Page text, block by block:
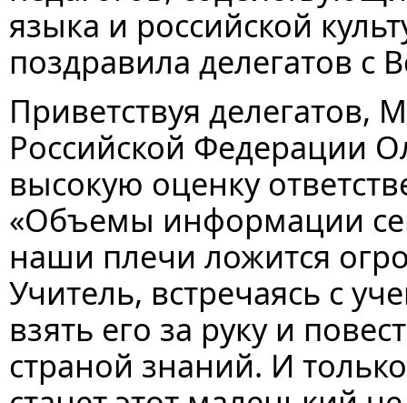
языка и российской
поздравила делегатов
Приветствуя делегатов,
Российской Федерации
высокую оценку
«Объемы информации
наши плечи ложится
Учитель, встречаясь с
взять его за руку и
страной знаний. И